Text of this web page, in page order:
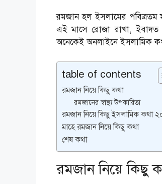
রমজান হল ইসলামের পবিত্রতম
এই মাসে রোজা রাখা,
অনেকেই অনলাইনে ইসলামিক
table of contents
রমজান নিয়ে কিছু কথা
রমজানের স্বাস্থ্য উপকারিতা
রমজান নিয়ে কিছু ইসলামিক কথা
মাহে রমজান নিয়ে কিছু কথা
শেষ কথা
রমজান নিয়ে কিছু